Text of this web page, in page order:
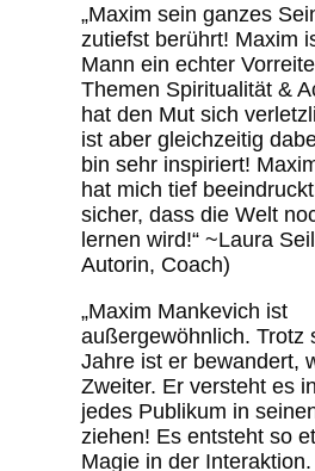
„Maxim sein ganzes
zutiefst berührt! Maxim
Mann ein echter
Themen Spiritualität &
hat den Mut sich
ist aber gleichzeitig
bin sehr inspiriert!
hat mich tief
sicher, dass die Welt
lernen wird!“ ~Laura
Autorin, Coach)
„Maxim Mankevich ist
außergewöhnlich. Trotz
Jahre ist er bewandert,
Zweiter. Er versteht es
jedes Publikum in
ziehen! Es entsteht so
Magie in der